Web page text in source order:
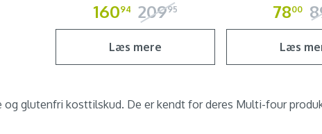
16094 20995
Læs mere
7800
Læs
og glutenfri kosttilskud. De er kendt for deres Multi-four